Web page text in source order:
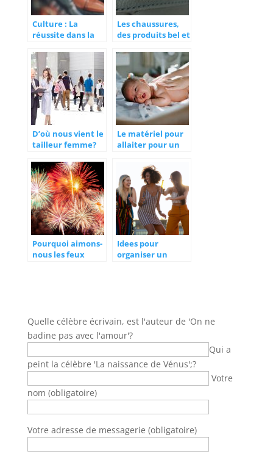
Culture : La
réussite dans la
chaussures, que
faire ?
Les chaussures,
des produits bel et
couture
D’où nous vient le
tailleur femme?
Le matériel pour
allaiter pour un
Pourquoi aimons-
nous les feux
Idees pour
organiser un
Quelle célèbre écrivain, est l'auteur de 'On ne
badine pas avec l'amour'?
Qui a
peint la célèbre 'La naissance de Vénus';?
Votre
nom (obligatoire)
Votre adresse de messagerie (obligatoire)